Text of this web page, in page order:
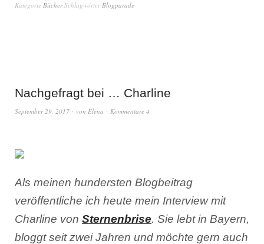
Kategorie Bücher SchlagwörterBlogparade
Nachgefragt bei … Charline
September 29, 2017 von Elena Kommentare 4
Als meinen hundersten Blogbeitrag
veröffentliche ich heute mein Interview mit
Charline von Sternenbrise. Sie lebt in Bayern,
bloggt seit zwei Jahren und möchte gern auch